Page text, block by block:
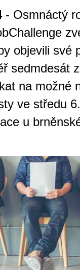
- Osmnáctý
objevili své
sedmdesát
na možné
ve středu
u
je
kde si
V
nabídku her
pravidelné